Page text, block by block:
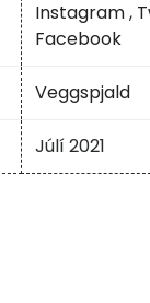
Instagram,
Facebook
Veggspjald
Júlí 2021